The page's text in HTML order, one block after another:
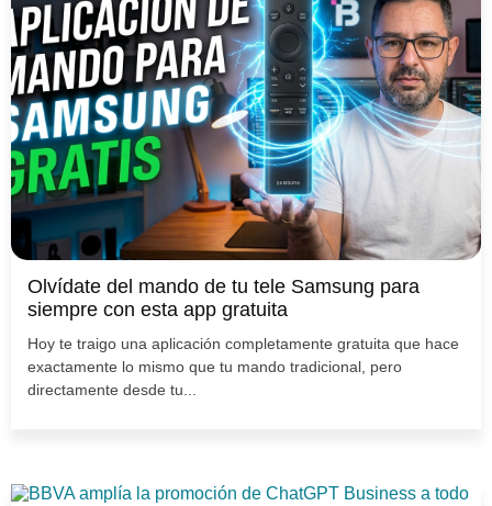
Olvídate del mando de tu tele Samsung para
siempre con esta app gratuita
Hoy te traigo una aplicación completamente gratuita que hace
exactamente lo mismo que tu mando tradicional, pero
directamente desde tu...